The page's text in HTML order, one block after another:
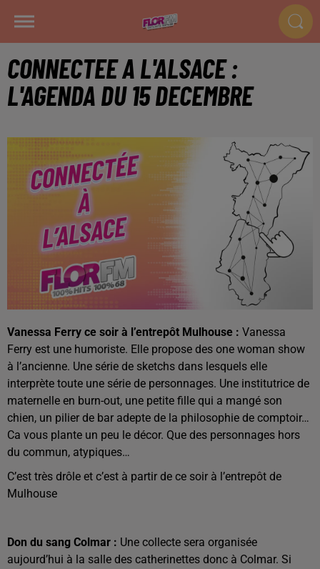
CONNECTEE A L'ALSACE :
L'AGENDA DU 15 DECEMBRE
Vanessa Ferry ce soir à l’entrepôt Mulhouse : Vanessa
Ferry est une humoriste. Elle propose des one woman show
à l’ancienne. Une série de sketchs dans lesquels elle
interprète toute une série de personnages. Une institutrice de
maternelle en burn-out, une petite fille qui a mangé son
chien, un pilier de bar adepte de la philosophie de comptoir…
Ca vous plante un peu le décor. Que des personnages hors
du commun, atypiques…
C’est très drôle et c’est à partir de ce soir à l’entrepôt de
Mulhouse
Don du sang Colmar : Une collecte sera organisée
aujourd’hui à la salle des catherinettes donc à Colmar. Si